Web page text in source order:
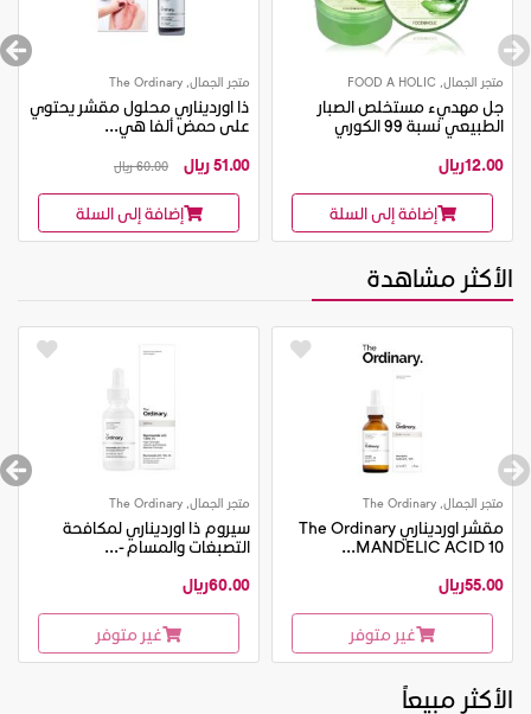
متجر الجمال, FOOD A HOLIC
جل مهديء مستخلص الصبار
الطبيعي نسبة 99 الكوري
12.00ريال
إضافة إلى السلة
متجر الجمال, The Ordinary
ذا اورديناري محلول مقشر يحتوي
على حمض ألفا هي...
51.00 ريال
60.00 ريال
إضافة إلى السلة
الأكثر مشاهدة
متجر الجمال, The Ordinary
مقشر اورديناري The Ordinary
MANDELIC ACID 10...
55.00ريال
غير متوفر
متجر الجمال, The Ordinary
سيروم ذا اورديناري لمكافحة
التصبغات والمسام -...
60.00ريال
غير متوفر
الأكثر مبيعاً